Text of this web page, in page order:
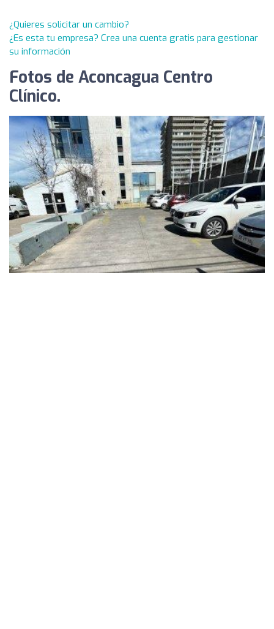
¿Quieres solicitar un cambio?
¿Es esta tu empresa? Crea una cuenta gratis para gestionar
su información
Fotos de Aconcagua Centro
Clínico.